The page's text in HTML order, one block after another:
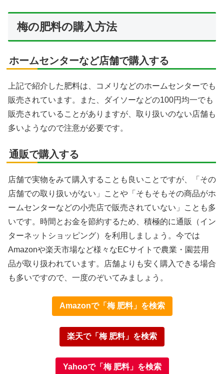
梅の肥料の購入方法
ホームセンターなど店舗で購入する
上記で紹介した肥料は、コメリなどのホームセンターでも
販売されています。また、ダイソーなどの100円均一でも
販売されていることがありますが、取り扱いのない店舗も
多いようなので注意が必要です。
通販で購入する
店舗で実物をみて購入することも良いことですが、「その
店舗での取り扱いがない」ことや「そもそもその商品がホ
ームセンターなどの小売店で販売されていない」ことも多
いです。時間とお金を節約するため、積極的に通販（イン
ターネットショッピング）を利用しましょう。今では
Amazonや楽天市場など様々なECサイトで農業・園芸用
品が取り扱われています。店舗よりも安く購入できる場合
も多いですので、一度のぞいてみましょう。
Amazonで「梅 肥料」を検索
楽天で「梅 肥料」を検索
Yahooで「梅 肥料」を検索